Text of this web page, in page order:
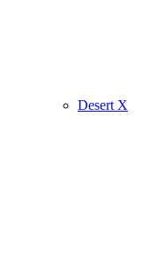
Desert X